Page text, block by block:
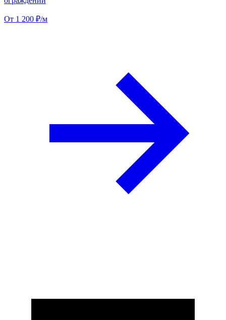
От 1 200 ₽/м